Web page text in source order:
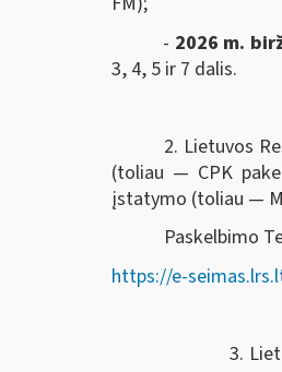
- 2026 m.
3, 4, 5 ir 7 dalis.
2. Lietuvos
(toliau — CPK
įstatymo (toliau —
Paskelbimo
https://e-
3. Lietuvos